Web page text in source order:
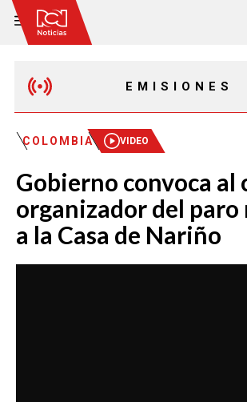
EMISIONES
EMISIÓN 12:30 PM
EMISIÓN 7:00 PM
COLOMBIA VIDEO
Gobierno convoca al
organizador del paro
a la Casa de Nariño